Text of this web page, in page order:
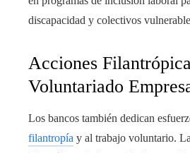
discapacidad y colectivos
Acciones
Voluntariado
Los bancos también dedican
filantropía y al trabajo voluntario.